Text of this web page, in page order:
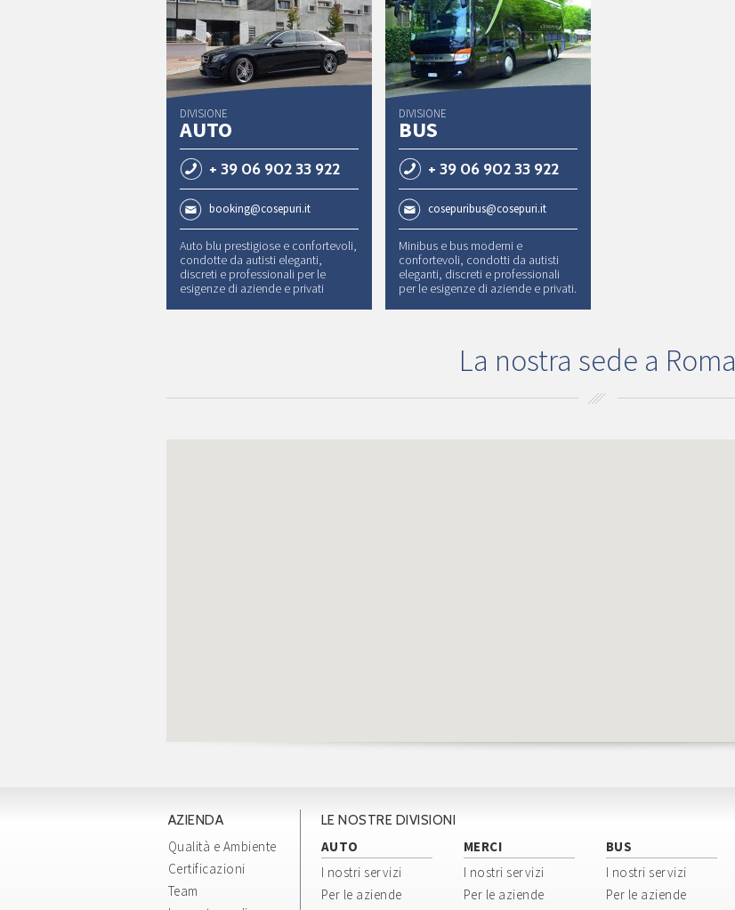
DIVISIONE
AUTO
+ 39 06 902 33 922
booking@cosepuri.it
Auto blu prestigiose e confortevoli,
condotte da autisti eleganti,
discreti e professionali per le
esigenze di aziende e privati
DIVISIONE
BUS
+ 39 06 902 33 922
cosepuribus@cosepuri.it
Minibus e bus moderni e
confortevoli, condotti da autisti
eleganti, discreti e professionali
per le esigenze di aziende e privati.
La nostra sede a Roma
AZIENDA
Qualità e Ambiente
Certificazioni
Team
LE NOSTRE DIVISIONI
AUTO
I nostri servizi
Per le aziende
MERCI
I nostri servizi
Per le aziende
BUS
I nostri servizi
Per le aziende